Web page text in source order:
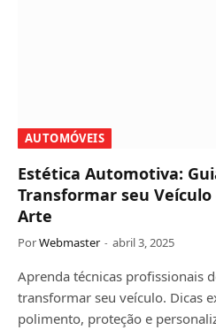
AUTOMÓVEIS
Estética Automotiva:
Transformar seu
Arte
PorWebmaster abril 3, 2025
Aprenda técnicas profissionais
transformar seu veículo. Dicas
polimento, proteção e